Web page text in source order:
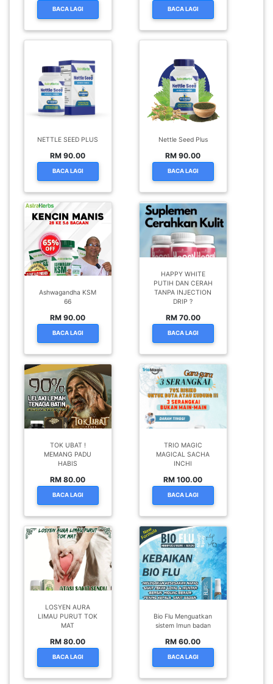
BACA LAGI BACA LAGI
NETTLE SEED PLUS
RM 90.00
BACA LAGI
Nettle Seed Plus
RM 90.00
BACA LAGI
Ashwagandha KSM
66
RM 90.00
BACA LAGI
HAPPY WHITE
PUTIH DAN CERAH
TANPA INJECTION
DRIP ?
RM 70.00
BACA LAGI
TOK UBAT !
MEMANG PADU
HABIS
RM 80.00
BACA LAGI
TRIO MAGIC
MAGICAL SACHA
INCHI
RM 100.00
BACA LAGI
LOSYEN AURA
LIMAU PURUT TOK
MAT
RM 80.00
BACA LAGI
Bio Flu Menguatkan
sistem Imun badan
RM 60.00
BACA LAGI